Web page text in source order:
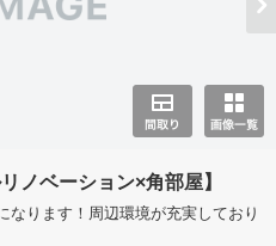
ノベーション×角部屋】
なります！周辺環境が充実しており